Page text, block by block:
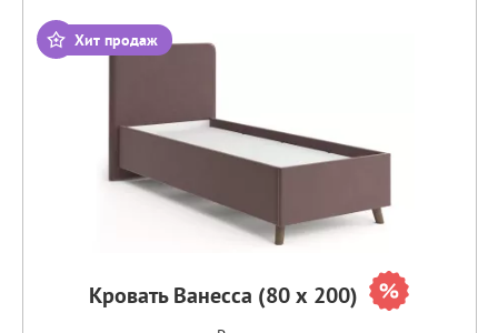
Хит продаж
Кровать Ванесса (80 х 200)